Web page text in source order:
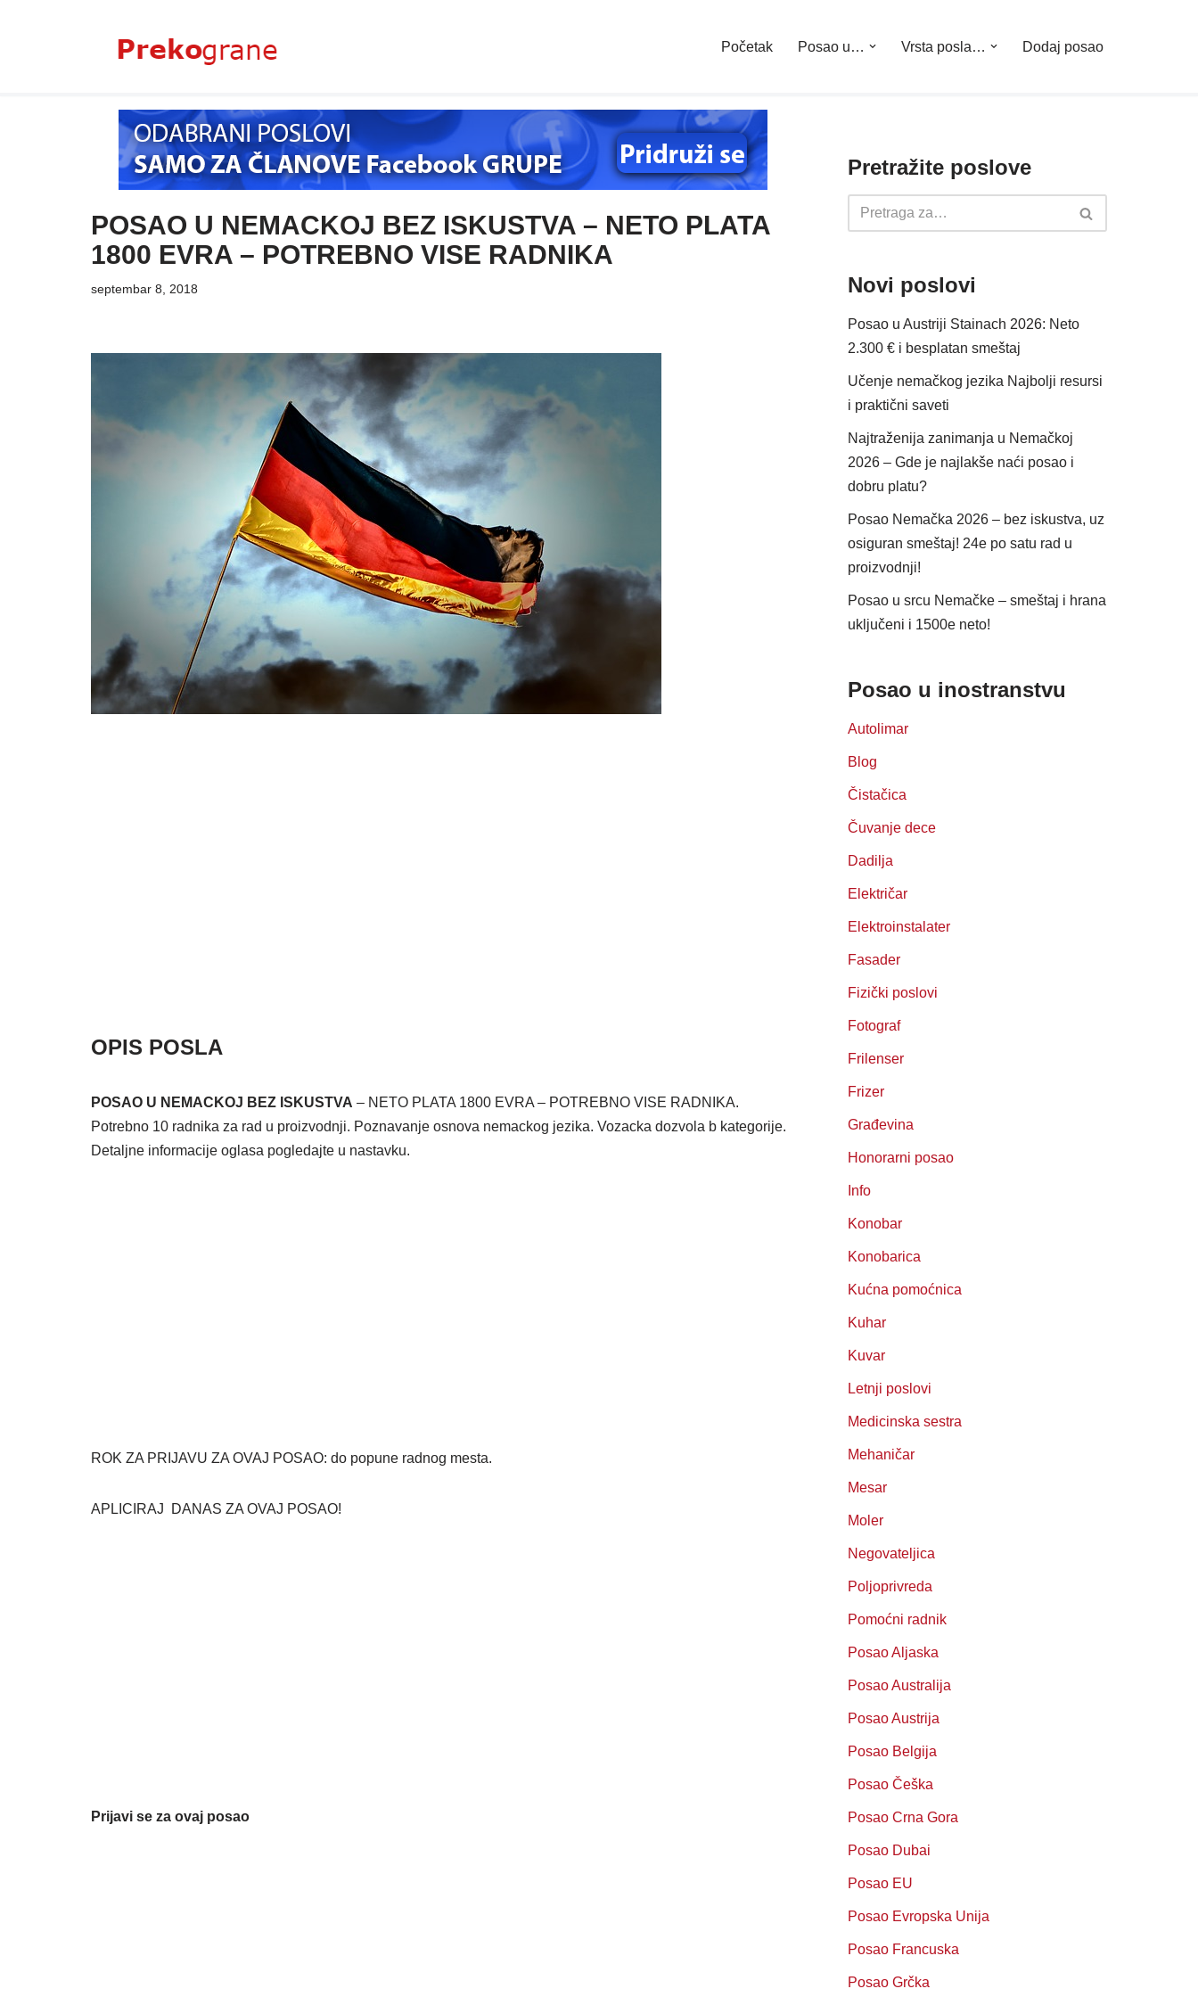
Početak Posao u… Vrsta posla… Dodaj posao
POSAO U NEMACKOJ BEZ ISKUSTVA – NETO PLATA
1800 EVRA – POTREBNO VISE RADNIKA
septembar 8, 2018
OPIS POSLA
POSAO U NEMACKOJ BEZ ISKUSTVA – NETO PLATA 1800 EVRA – POTREBNO VISE RADNIKA.
Potrebno 10 radnika za rad u proizvodnji. Poznavanje osnova nemackog jezika. Vozacka dozvola b kategorije.
Detaljne informacije oglasa pogledajte u nastavku.
ROK ZA PRIJAVU ZA OVAJ POSAO: do popune radnog mesta.
APLICIRAJ DANAS ZA OVAJ POSAO!
Prijavi se za ovaj posao
Pretražite poslove
Novi poslovi
Posao u Austriji Stainach 2026: Neto
2.300 € i besplatan smeštaj
Učenje nemačkog jezika Najbolji resursi
i praktični saveti
Najtraženija zanimanja u Nemačkoj
2026 – Gde je najlakše naći posao i
dobru platu?
Posao Nemačka 2026 – bez iskustva, uz
osiguran smeštaj! 24e po satu rad u
proizvodnji!
Posao u srcu Nemačke – smeštaj i hrana
uključeni i 1500e neto!
Posao u inostranstvu
Autolimar
Blog
Čistačica
Čuvanje dece
Dadilja
Električar
Elektroinstalater
Fasader
Fizički poslovi
Fotograf
Frilenser
Frizer
Građevina
Honorarni posao
Info
Konobar
Konobarica
Kućna pomoćnica
Kuhar
Kuvar
Letnji poslovi
Medicinska sestra
Mehaničar
Mesar
Moler
Negovateljica
Poljoprivreda
Pomoćni radnik
Posao Aljaska
Posao Australija
Posao Austrija
Posao Belgija
Posao Češka
Posao Crna Gora
Posao Dubai
Posao EU
Posao Evropska Unija
Posao Francuska
Posao Grčka